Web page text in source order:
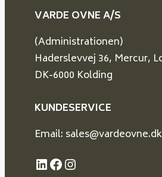
VARDE OVNE A/S
(Administrationen)
Haderslevvej 36, Mercur,
DK-6000 Kolding
KUNDESERVICE
Email: sales@vardeovne.dk
LinkedIn
Facebook
Instagram